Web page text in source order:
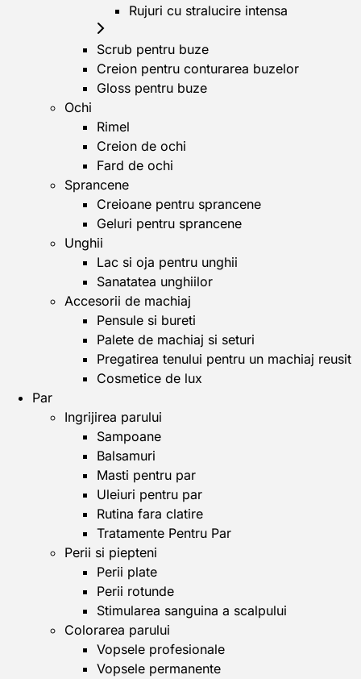
Rujuri cu stralucire intensa
Scrub pentru buze
Creion pentru conturarea buzelor
Gloss pentru buze
Ochi
Rimel
Creion de ochi
Fard de ochi
Sprancene
Creioane pentru sprancene
Geluri pentru sprancene
Unghii
Lac si oja pentru unghii
Sanatatea unghiilor
Accesorii de machiaj
Pensule si bureti
Palete de machiaj si seturi
Pregatirea tenului pentru un machiaj reusit
Cosmetice de lux
Par
Ingrijirea parului
Sampoane
Balsamuri
Masti pentru par
Uleiuri pentru par
Rutina fara clatire
Tratamente Pentru Par
Perii si piepteni
Perii plate
Perii rotunde
Stimularea sanguina a scalpului
Colorarea parului
Vopsele profesionale
Vopsele permanente